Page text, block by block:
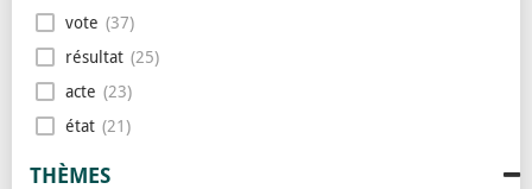
vote 37
résultat 25
acte 23
état 21
THÈMES